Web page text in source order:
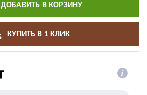
ДОБАВИТЬ В КОРЗИНУ
КУПИТЬ В 1 КЛИК